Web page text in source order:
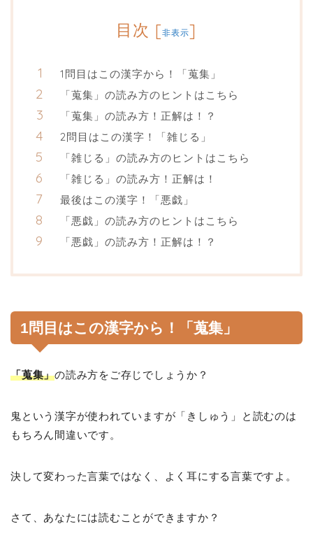
目次 [非表示]
1問目はこの漢字から！「蒐集」
「蒐集」の読み方のヒントはこちら
「蒐集」の読み方！正解は！？
2問目はこの漢字！「雑じる」
「雑じる」の読み方のヒントはこちら
「雑じる」の読み方！正解は！
最後はこの漢字！「悪戯」
「悪戯」の読み方のヒントはこちら
「悪戯」の読み方！正解は！？
1問目はこの漢字から！「蒐集」
「蒐集」の読み方をご存じでしょうか？
鬼という漢字が使われていますが「きしゅう」と読むのは
もちろん間違いです。
決して変わった言葉ではなく、よく耳にする言葉ですよ。
さて、あなたには読むことができますか？